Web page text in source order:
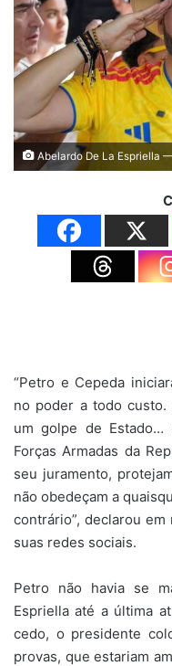
Abelardo De La Espriella
“Petro e Cepeda
no poder a todo
um golpe de Estado…
Forças Armadas da
seu juramento,
não obedeçam a
contrário”, declarou
suas redes sociais.
Petro não havia se
Espriella até a última
cedo, o presidente
provas, que estariam